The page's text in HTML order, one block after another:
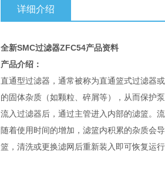
详细介绍
全新SMC过滤器ZFC54产品资料
产品介绍：
直通型过滤器，通常被称为直通篮式过滤器
的固体杂质（如颗粒、碎屑等），从而保护
流入过滤器后，通过主管进入内部的滤篮。
随着使用时间的增加，滤篮内积累的杂质会
篮，清洗或更换滤网后重新装入即可恢复运行